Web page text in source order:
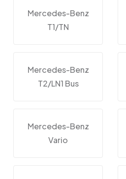
Mercedes-Benz
T1/TN
Mercedes-Benz
T2/LN1 Bus
Mercedes-Benz
Vario